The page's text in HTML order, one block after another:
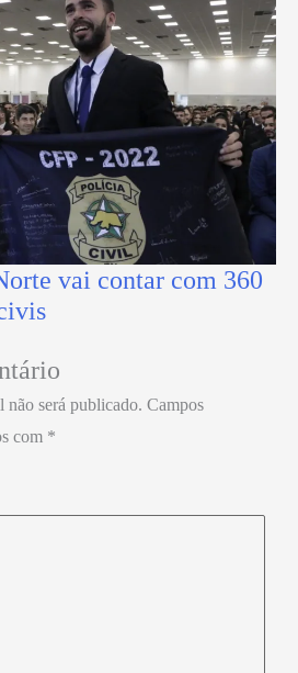
vai contar com 360
não será publicado. Campos
com *